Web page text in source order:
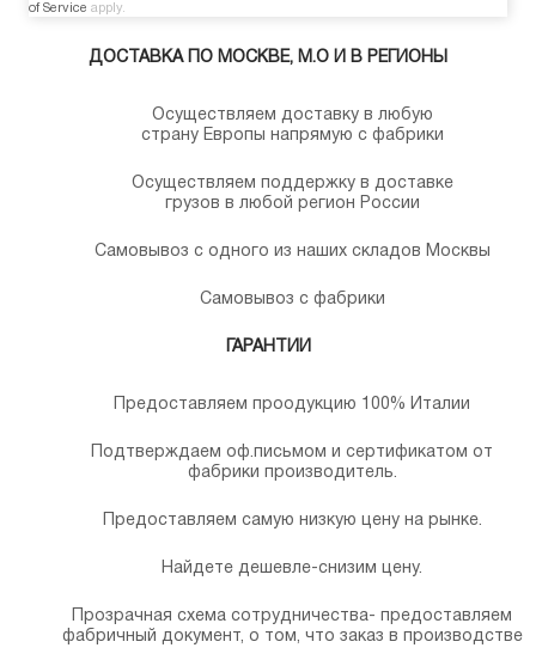
of Service apply.
ДОСТАВКА ПО МОСКВЕ, М.О И В РЕГИОНЫ
Осуществляем доставку в любую
страну Европы напрямую с фабрики
Осуществляем поддержку в доставке
грузов в любой регион России
Самовывоз с одного из наших складов Москвы
Самовывоз с фабрики
ГАРАНТИИ
Предоставляем проодукцию 100% Италии
Подтверждаем оф.письмом и сертификатом от
фабрики производитель.
Предоставляем самую низкую цену на рынке.
Найдете дешевле-снизим цену.
Прозрачная схема сотрудничества- предоставляем
фабричный документ, о том, что заказ в производстве